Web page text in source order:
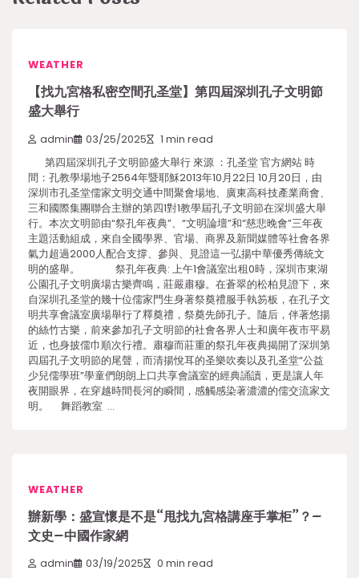
WEATHER
【找九宮格私密空間孔圣堂】第四屆深圳孔子文明節
盛大舉行
admin 03/25/2025 1 min read
第四屆深圳孔子文明節盛大舉行 來源 ：孔圣堂 官方網站 時
間：孔教學場地子2564年暨耶穌2013年10月22日 10月20日，由
深圳市孔圣堂儒家文明交通中間聚會場地、廣東高科技產業商會、
三和國際集團聯合主辦的第四1對1教學屆孔子文明節在深圳盛大舉
行。本次文明節由“祭孔年夜典”、“文明論壇”和“慈悲晚會”三年夜
主題活動組成，來自全國學界、官場、商界及新聞媒體等社會各界
氣力超過2000人配合支撐、參與、見證這一弘揚中華優秀傳統文
明的盛舉。 祭孔年夜典: 上午1會議室出租0時，深圳市東湖
公園孔子文明廣場古樂齊鳴，莊嚴肅穆。在蒼翠的松柏見證下，來
自深圳孔圣堂的幾十位儒家門生身著祭奠禮服手執笏板，在孔子文
明共享會議室廣場舉行了釋奠禮，祭奠先師孔子。隨后，伴著悠揚
的絲竹古樂，前來參加孔子文明節的社會各界人士和廣年夜市平易
近，也身披儒巾順次行禮。肅穆而莊重的祭孔年夜典揭開了深圳第
四屆孔子文明節的尾聲，而清揚悅耳的圣樂吹奏以及孔圣堂“公益
少兒儒學班”學童們朗朗上口共享會議室的經典誦讀，更是讓人年
夜開眼界，在穿越時間長河的瞬間，感觸感染著濃濃的儒交流家文
明。 舞蹈教室 …
WEATHER
辦新學：盛宣懷是不是“甩找九宮格講座手掌柜”？–
文史–中國作家網
admin 03/19/2025 0 min read